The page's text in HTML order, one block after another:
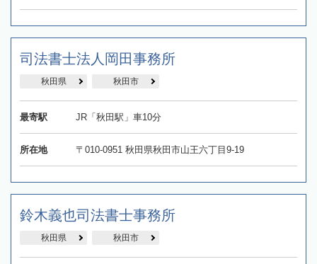
司法書士法人岡田事務所
秋田県 秋田市
最寄駅 JR「秋田駅」車10分
所在地 〒010-0951 秋田県秋田市山王六丁目9-19
鈴木義也司法書士事務所
秋田県 秋田市